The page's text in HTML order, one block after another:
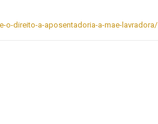
direito-a-aposentadoria-a-mae-lavradora/